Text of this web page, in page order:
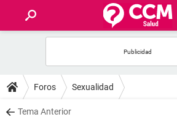
FOROS
SALUD
Foros Sexualidad
Tema Anterior